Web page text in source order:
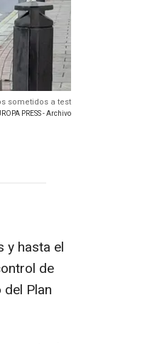
sometidos a test
PRESS - Archivo
y hasta el
de
Plan